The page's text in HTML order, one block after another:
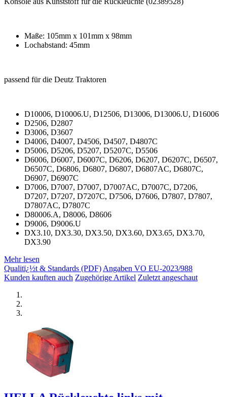
Maße: 105mm x 101mm x 98mm
Lochabstand: 45mm
passend für die Deutz Traktoren
D10006, D10006.U, D12506, D13006, D13006.U, D16006
D2506, D2807
D3006, D3607
D4006, D4007, D4506, D4507, D4807C
D5006, D5206, D5207, D5207C, D5506
D6006, D6007, D6007C, D6206, D6207, D6207C, D6507,
D6507C, D6806, D6807, D6807, D6807AC, D6807C,
D6907, D6907C
D7006, D7007, D7007, D7007AC, D7007C, D7206,
D7207, D7207, D7207C, D7506, D7606, D7807, D7807,
D7807AC, D7807C
D80006.A, D8006, D8606
D9006, D9006.U
DX3.10, DX3.30, DX3.50, DX3.60, DX3.65, DX3.70,
DX3.90
Mehr lesen
Qualitï¿½t & Standards (PDF)Angaben VO EU-2023/988
Kunden kauften auch Zugehörige Artikel Zuletzt angeschaut